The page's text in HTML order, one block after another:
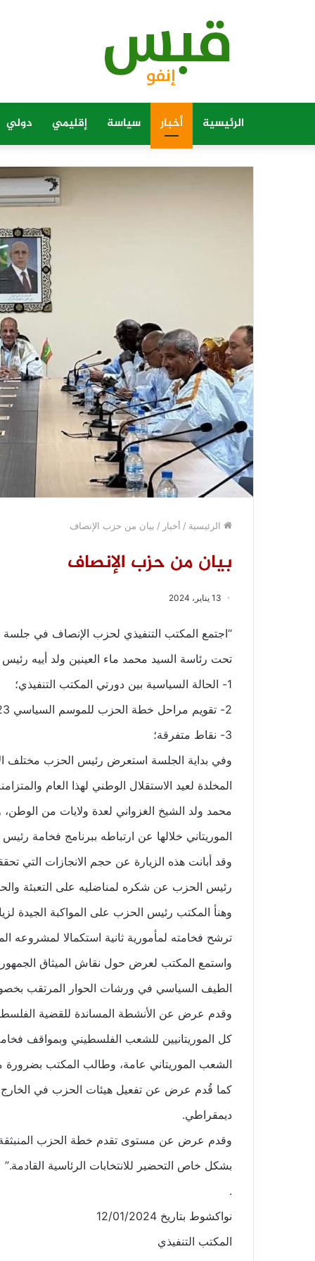
الرئيسية أخبار سياسة إقليمي دولي
الرئيسية / أخبار / بيان من حزب الإنصاف
بيان من حزب الإنصاف
13 يناير، 2024
تحت رئاسة السيد محمد ماء العينين ولد أييه
1- الحالة السياسية بين دورتي المكتب التنفيذي؛
2- تقويم مراحل خطة الحزب للموسم السياسي 2023-2024؛
3- نقاط متفرقة؛
وفي بداية الجلسة استعرض رئيس الحزب مختلف
المخلدة لعيد الاستقلال الوطني لهذا العام
محمد ولد الشيخ الغزواني لعدة ولايات من
الموريتاني خلالها عن ارتباطه ببرنامج فخامة رئيس
وقد أبانت هذه الزيارة عن حجم الانجازات التي
رئيس الحزب عن شكره لمناضليه على التعبئة
وهنأ المكتب رئيس الحزب على المواكبة الجيدة
ترشح فخامته لمأمورية ثانية استكمالا لمشروعه
واستمع المكتب لعرض حول نقاش الميثاق
الطيف السياسي في ورشات الحوار المرتقب
وقدم عرض عن الأنشطة المساندة للقضية
كل الموريتانيين للشعب الفلسطيني وبمواقف
الشعب الموريتاني عامة، وطالب المكتب
كما قُدم عرض عن تفعيل هيئات الحزب في الخارج
ديمقراطي.
بشكل خاص التحضير للانتخابات الرئاسية القادمة.”
.
نواكشوط بتاريخ 12/01/2024
المكتب التنفيذي